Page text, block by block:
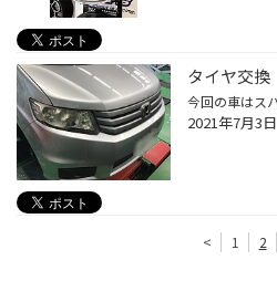
タイヤ交換
2021年7月3日
< 1 2